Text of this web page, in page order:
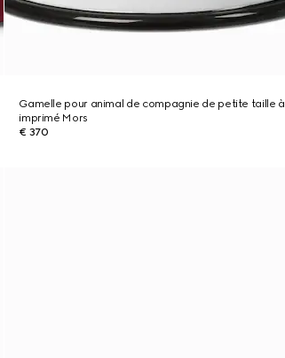
Gamelle pour animal de compagnie de petite taille à
imprimé Mors
€ 370